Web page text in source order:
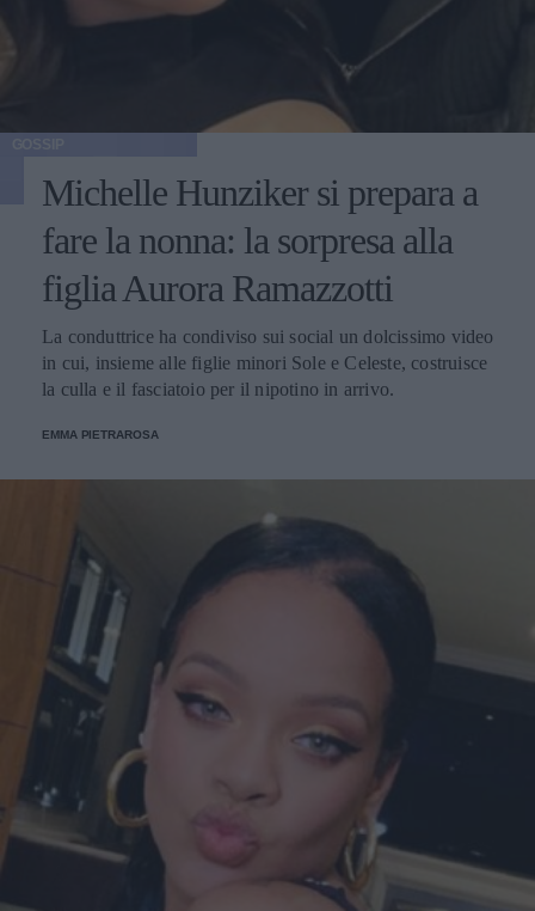
Michelle Hunziker si prepara a
fare la nonna: la sorpresa alla
figlia Aurora Ramazzotti
La conduttrice ha condiviso sui social un dolcissimo video
in cui, insieme alle figlie minori Sole e Celeste, costruisce
la culla e il fasciatoio per il nipotino in arrivo.
EMMA PIETRAROSA